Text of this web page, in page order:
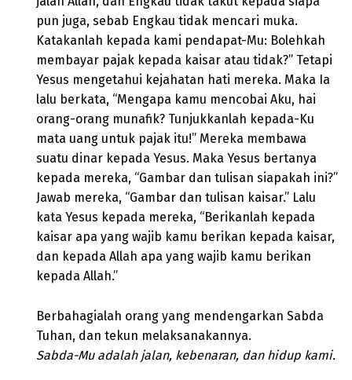
pun juga, sebab Engkau tidak mencari muka.
Katakanlah kepada kami pendapat-Mu: Bolehkah
membayar pajak kepada kaisar atau tidak?” Tetapi
Yesus mengetahui kejahatan hati mereka. Maka Ia
lalu berkata, “Mengapa kamu mencobai Aku, hai
orang-orang munafik? Tunjukkanlah kepada-Ku
mata uang untuk pajak itu!” Mereka membawa
suatu dinar kepada Yesus. Maka Yesus bertanya
kepada mereka, “Gambar dan tulisan siapakah ini?”
Jawab mereka, “Gambar dan tulisan kaisar.” Lalu
kata Yesus kepada mereka, “Berikanlah kepada
kaisar apa yang wajib kamu berikan kepada kaisar,
dan kepada Allah apa yang wajib kamu berikan
kepada Allah.”
Berbahagialah orang yang mendengarkan Sabda
Tuhan, dan tekun melaksanakannya.
Sabda-Mu adalah jalan, kebenaran, dan hidup kami.